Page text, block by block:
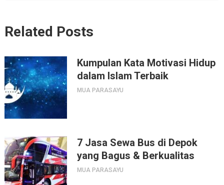
Related Posts
Kumpulan Kata Motivasi Hidup
dalam Islam Terbaik
MUA PARASAYU
7 Jasa Sewa Bus di Depok
yang Bagus & Berkualitas
MUA PARASAYU